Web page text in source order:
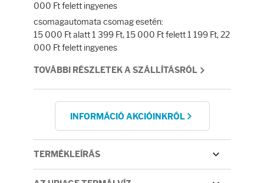
000 Ft felett ingyenes
csomagautomata csomag esetén:
15 000 Ft alatt 1 399 Ft, 15 000 Ft felett 1 199 Ft, 22
000 Ft felett ingyenes
TOVÁBBI RÉSZLETEK A SZÁLLÍTÁSRÓL
INFORMÁCIÓ AKCIÓINKRÓL
TERMÉKLEÍRÁS
Napozás előtt
Napozás után